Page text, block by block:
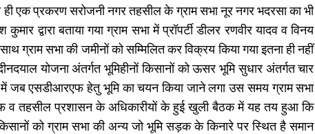
ही एक प्रकरण सरोजनी नगर तहसील के ग्राम सभा नूर नगर भदरसा का भी
द्वारा बताया गया ग्राम सभा में प्रॉपर्टी डीलर रणवीर यादव व विनय
ग्राम सभा की जमीनों को सम्मिलित कर विक्रय किया गया इतना ही नहीं
योजना अंतर्गत भूमिहीनों किसानों को ऊसर भूमि सुधार अंतर्गत चार
में जब एसडीआरएफ हेतु भूमि का चयन किया जाने लगा उस समय ग्राम सभा
व तहसील प्रशासन के अधिकारीयों के हुई खुली बैठक में यह तय हुआ कि
को ग्राम सभा की अन्य जो भूमि सड़क के किनारे पर स्थित है समान